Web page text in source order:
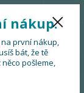
Menu
0 Kč
nákup.
první nákup,
bát, že tě
pošleme,